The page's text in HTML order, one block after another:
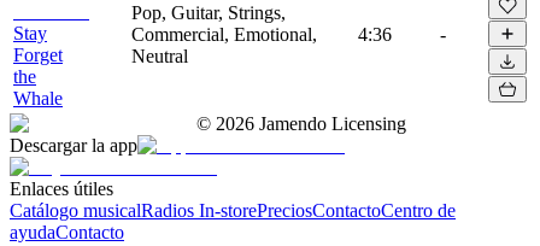
Stay
Forget
the
Whale
Pop, Guitar, Strings,
Commercial, Emotional,
Neutral
4:36 -
© 2026 Jamendo Licensing
Descargar la app
Enlaces útiles
Catálogo musicalRadios In-storePreciosContactoCentro de
ayudaContacto